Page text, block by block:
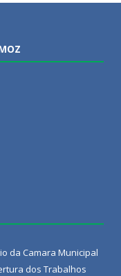
da Camara Municipal
dos Trabalhos